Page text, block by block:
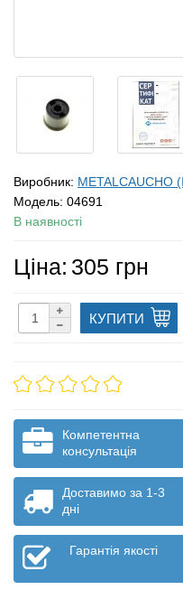
Виробник: METALCAUCHO
Модель: 04691
В наявності
Ціна: 305 грн
КУПИТИ
Компетентна
консультація
Доставимо за 1-3
дні
Гарантія якості